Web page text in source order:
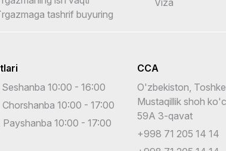
tashrif buyuring
Seshanba 10:00 - 16:00
Chorshanba 10:00 - 17:00
Payshanba 10:00 - 17:00
CCA
O'zbekiston,
Mustaqillik shoh
59A 3-qavat
+998 71 205 14 14